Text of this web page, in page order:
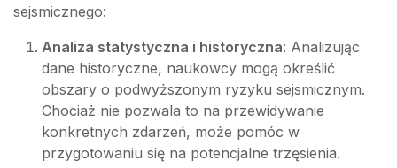
sejsmicznego:
Analiza statystyczna i historyczna: Analizując
dane historyczne, naukowcy mogą określić
obszary o podwyższonym ryzyku sejsmicznym.
Chociaż nie pozwala to na przewidywanie
konkretnych zdarzeń, może pomóc w
przygotowaniu się na potencjalne trzęsienia.